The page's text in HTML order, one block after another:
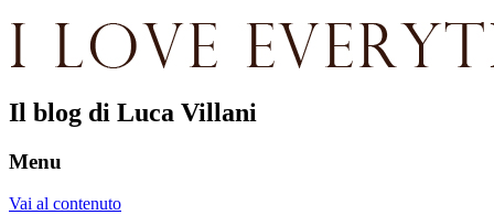
Il blog di Luca Villani
Menu
Vai al contenuto